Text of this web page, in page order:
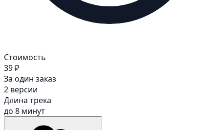
Стоимость
39 ₽
За один заказ
2 версии
Длина трека
до 8 минут